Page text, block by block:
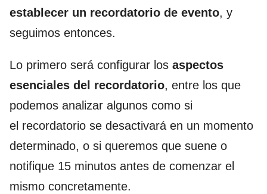
establecer un recordatorio de evento, y
seguimos entonces.
Lo primero será configurar los aspectos
esenciales del recordatorio, entre los que
podemos analizar algunos como si
el recordatorio se desactivará en un momento
determinado, o si queremos que suene o
notifique 15 minutos antes de comenzar el
mismo concretamente.